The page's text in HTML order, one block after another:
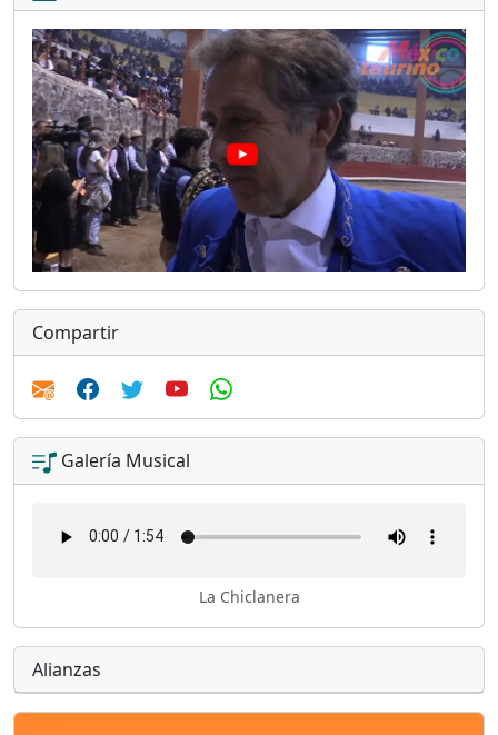
Compartir
Galería Musical
La Chiclanera
Alianzas